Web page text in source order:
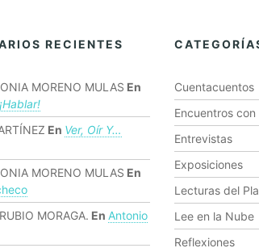
RECIENTES
MORENO MULAS En
En Ver, Oír Y…
MORENO MULAS En
MORAGA. En Antonio
Cuentacuentos
Encuentros con
Entrevistas
Exposiciones
Lecturas del
Lee en la Nube
Reflexiones